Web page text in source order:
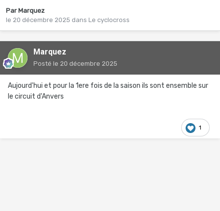
Par Marquez
le 20 décembre 2025 dans Le cyclocross
Marquez
Posté le 20 décembre 2025
Aujourd'hui et pour la 1ere fois de la saison ils sont ensemble sur
le circuit d'Anvers
1